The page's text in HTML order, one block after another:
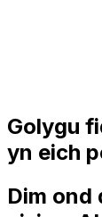
Golygu
yn eich
Dim